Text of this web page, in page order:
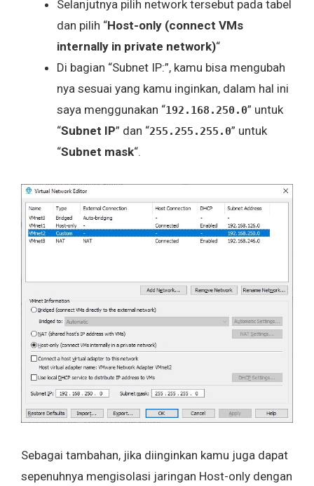
Selanjutnya pilih network tersebut pada tabel
dan pilih “Host-only (connect VMs
internally in private network)“
Di bagian “Subnet IP:”, kamu bisa mengubah
nya sesuai yang kamu inginkan, dalam hal ini
saya menggunakan “192.168.250.0” untuk
“Subnet IP” dan “255.255.255.0” untuk
“Subnet mask“.
Sebagai tambahan, jika diinginkan kamu juga dapat
sepenuhnya mengisolasi jaringan Host-only dengan